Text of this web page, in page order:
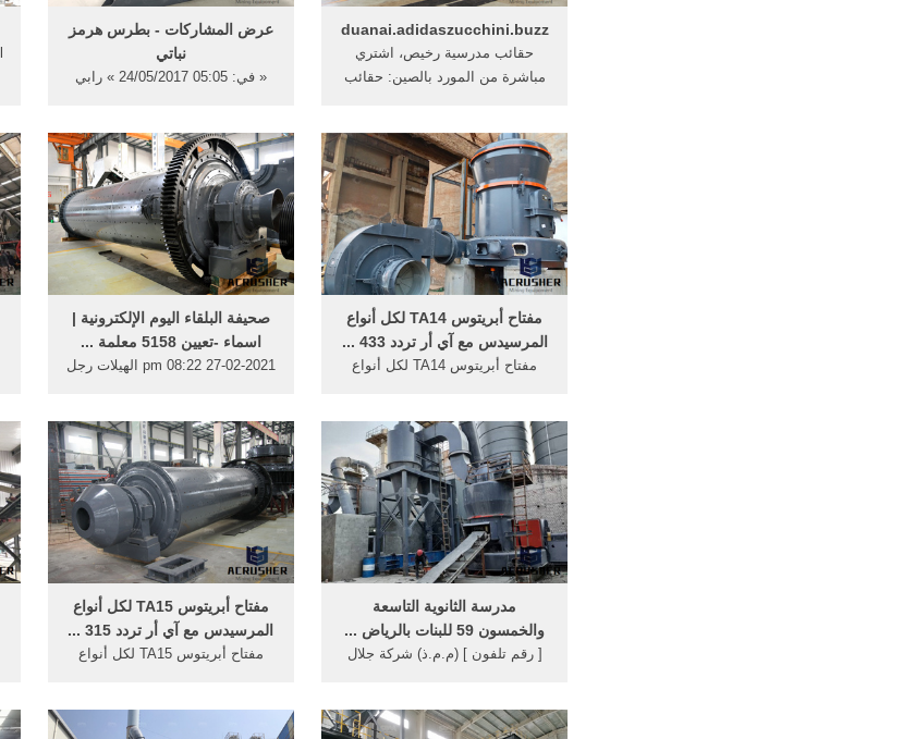
عرض المشاركات - بطرس هرمز
نباتي
« في: 05:05 24/05/2017 » رابي
الشعر وخاصة ان اخي جان يحب
الشعر
duanai.adidaszucchini.buzz
حقائب مدرسية رخيص، اشتري
مباشرة من المورد بالصين: حقائب
صحيفة البلقاء اليوم الإلكترونية |
اسماء -تعيين 5158 معلمة ...
27-02-2021 08:22 pm الهيلات رجل
pm ام جوزة بطلا لدوري الناشئين
بكرة اليد; 27-02-2021 07:14 pm
فرصة لزخات محدودة من الأمطار
هذه الليلة ; 27-02-2021 05:26 pm
العيسوي ينقل تعازي الملك إلى ال .
مفتاح أبريتوس TA14 لكل أنواع
المرسيدس مع آي أر تردد 433 ...
مفتاح أبريتوس TA14 لكل أنواع
مفتاح أبريتوس TA15 لكل أنواع
المرسيدس مع آي أر تردد 315 ...
مفتاح أبريتوس TA15 لكل أنواع
الإمارات للمفاتيح
مدرسة الثانوية التاسعة
والخمسون 59 للبنات بالرياض ...
[ رقم تلفون ] (م.م.ذ) شركة جلال
سوبرماركت ام درمان..الإمارات -